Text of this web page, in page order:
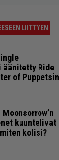
LIITTYEN
äänitetty Ride
of Puppetsin
kuuntelivat
kolisi?